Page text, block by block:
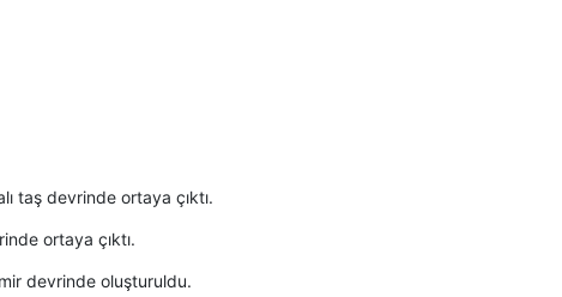
taş devrinde ortaya çıktı.
ortaya çıktı.
devrinde oluşturuldu.